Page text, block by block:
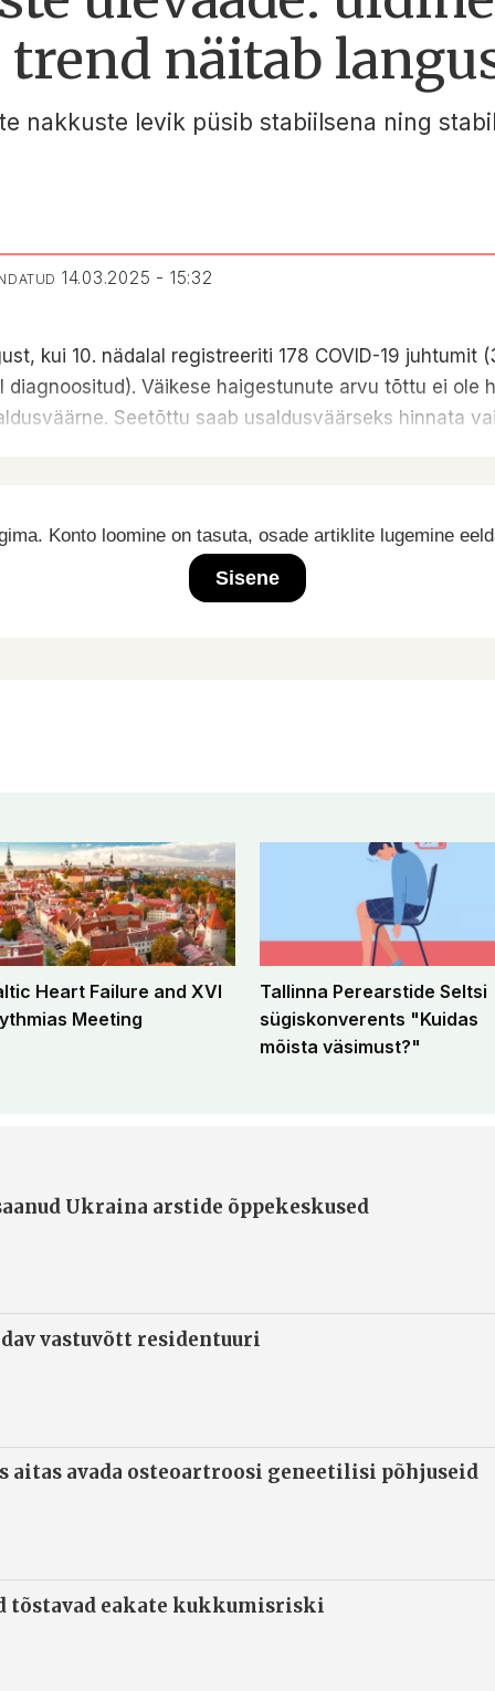
näitab
nakkuste levik püsib stabiilsena ning
14.03.2025 - 15:32
kui 10. nädalal registreeriti 178 COVID-19 juhtumit
diagnoositud). Väikese haigestunute arvu tõttu ei ole
Seetõttu saab usaldusväärseks hinnata
Konto loomine on tasuta, osade artiklite lugemine
Sisene
Heart Failure and XVI
Meeting
Tallinna Perearstide Seltsi
sügiskonverents "Kuidas
mõista väsimust?"
Ukraina arstide õppekeskused
vastuvõtt residentuuri
aitas avada osteoartroosi geneetilisi põhjuseid
tõstavad eakate kukkumisriski